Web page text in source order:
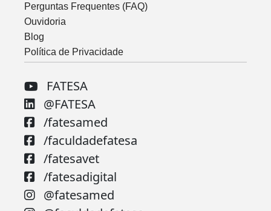
Perguntas Frequentes (FAQ)
Ouvidoria
Blog
Política de Privacidade
FATESA
@FATESA
/fatesamed
/faculdadefatesa
/fatesavet
/fatesadigital
@fatesamed